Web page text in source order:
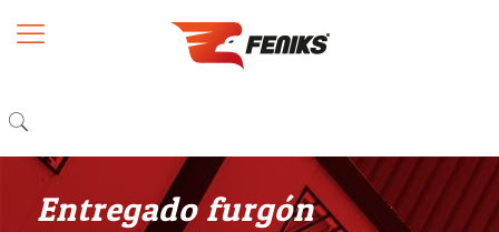
Entregado furgón